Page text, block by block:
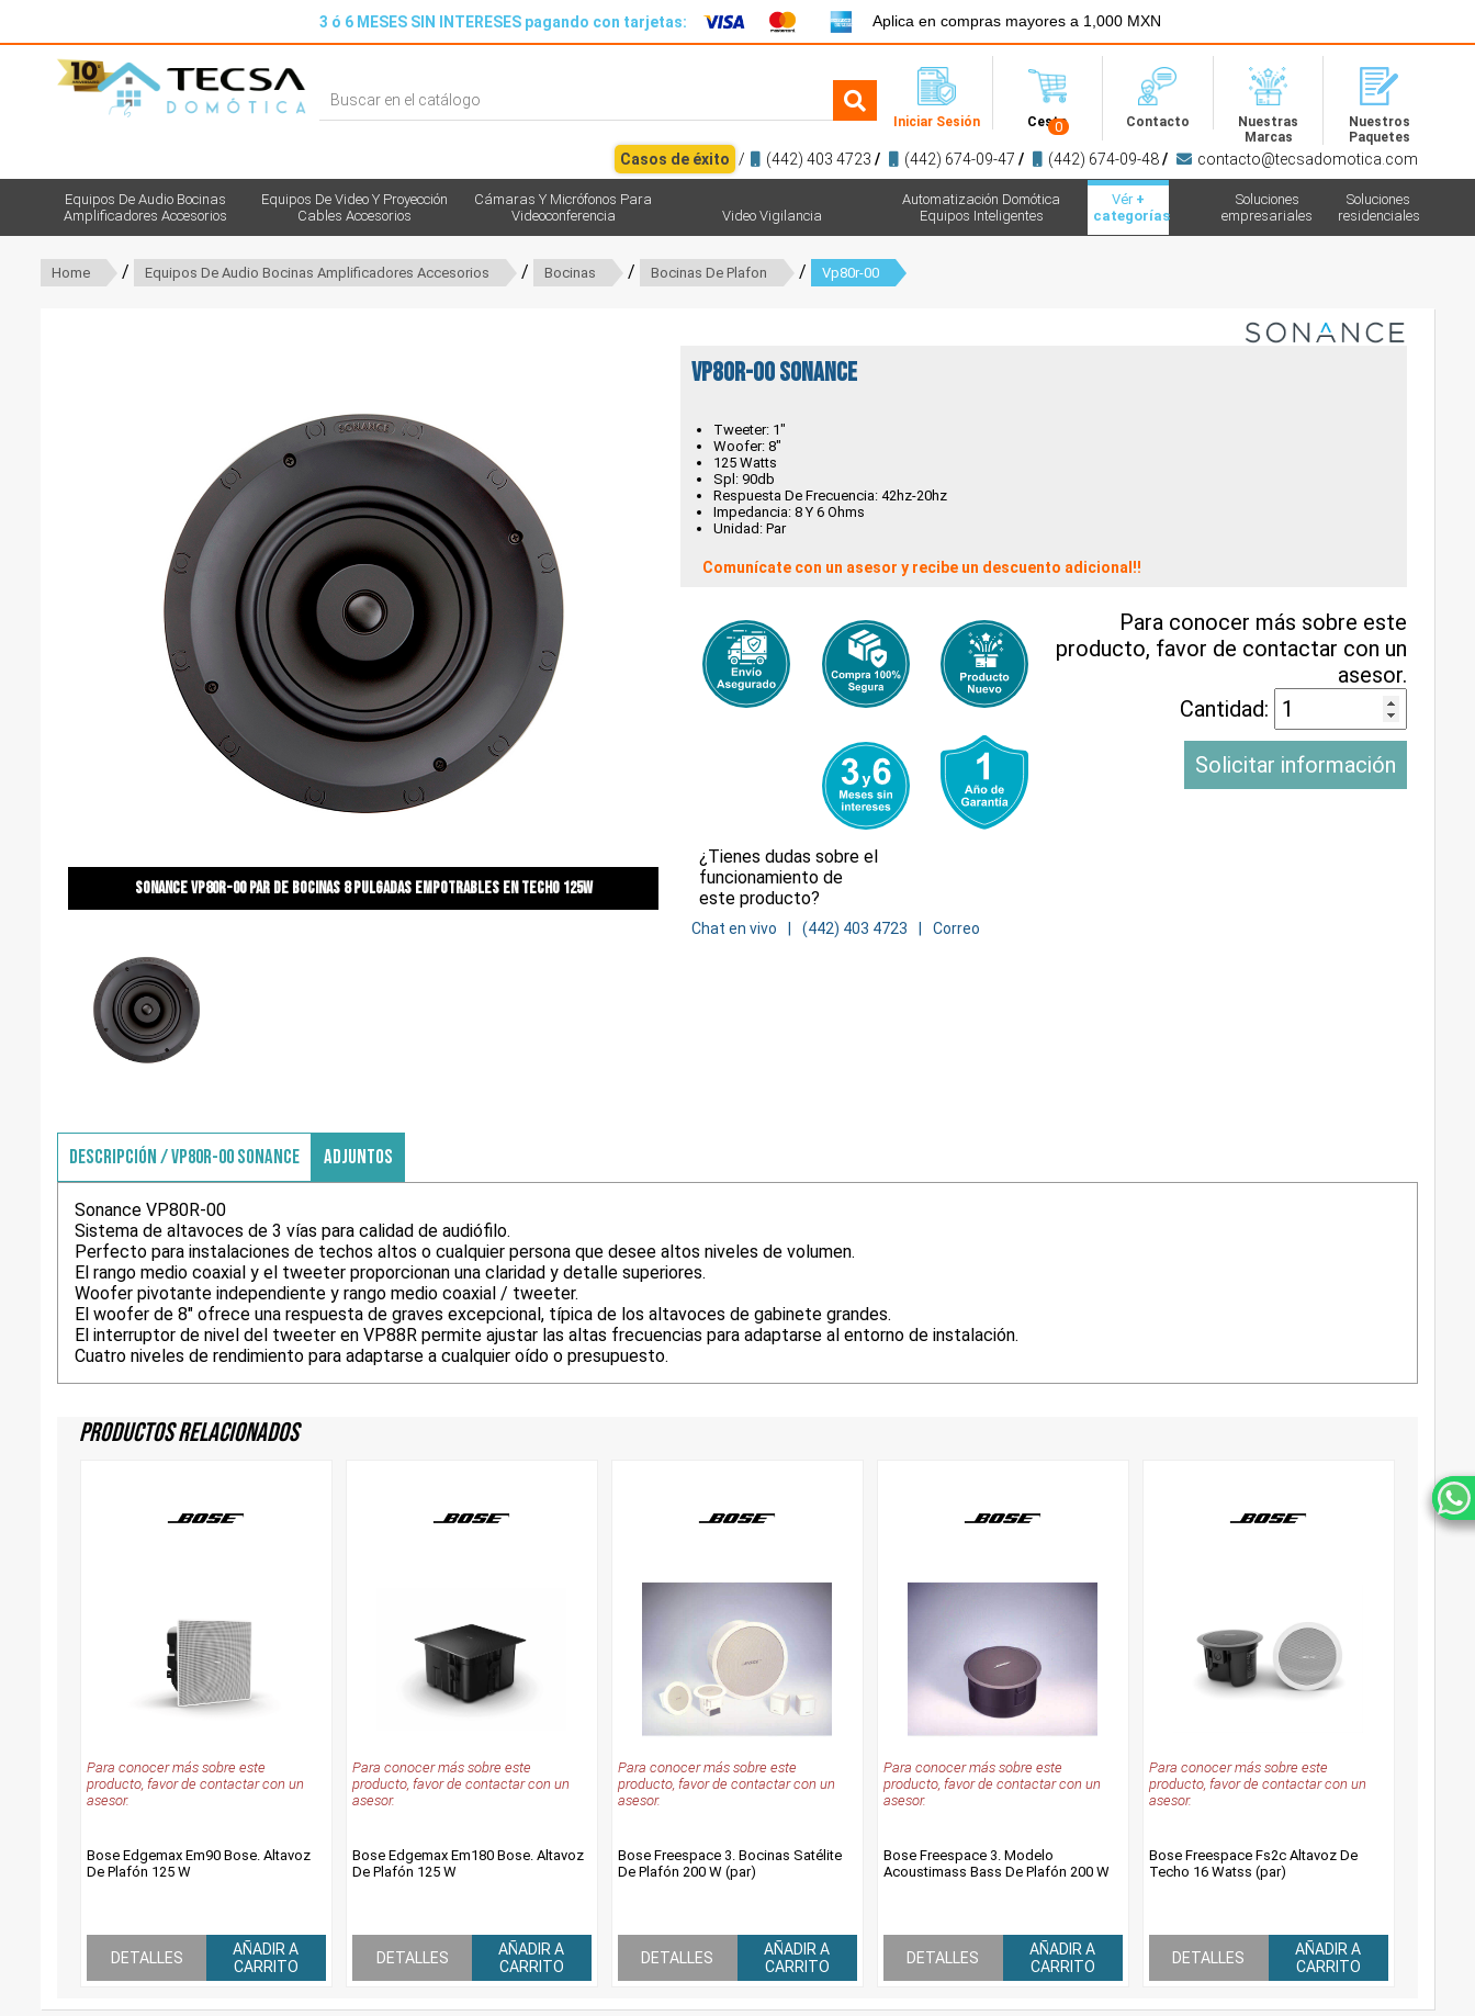
3 ó 6 MESES SIN INTERESES pagando con tarjetas: Aplica en compras mayores a 1,000 MXN
Iniciar Sesión Cesta
0 Contacto
Nuestras
Marcas
Nuestros
Paquetes
Casos de éxito / (442) 403 4723 / (442) 674-09-47 / (442) 674-09-48/ contacto@tecsadomotica.com
Equipos De Audio Bocinas
Amplificadores Accesorios
Equipos De Video Y Proyección
Cables Accesorios
Cámaras Y Micrófonos Para
Videoconferencia
Video Vigilancia
Automatización Domótica
Equipos Inteligentes
Vér +
categorías
Soluciones
residenciales
Soluciones
empresariales
Home / Equipos De Audio Bocinas Amplificadores Accesorios / Bocinas / Bocinas De Plafon / Vp80r-00
Sonance vp80r-00 par de bocinas 8 pulgadas empotrables en techo 125w
VP80R-00 Sonance
Tweeter: 1"
Woofer: 8"
125 Watts
Spl: 90db
Respuesta De Frecuencia: 42hz-20hz
Impedancia: 8 Y 6 Ohms
Unidad: Par
Comunícate con un asesor y recibe un descuento adicional!!
¿Tienes dudas sobre el
funcionamiento de
este producto?
Chat en vivo (442) 403 4723 Correo
Para conocer más sobre este
producto, favor de contactar con un
asesor.
Cantidad:
Solicitar información
DESCRIPCIÓN / VP80R-00 SONANCE ADJUNTOS
Sonance VP80R-00
Sistema de altavoces de 3 vías para calidad de audiófilo.
Perfecto para instalaciones de techos altos o cualquier persona que desee altos niveles de volumen.
El rango medio coaxial y el tweeter proporcionan una claridad y detalle superiores.
Woofer pivotante independiente y rango medio coaxial / tweeter.
El woofer de 8" ofrece una respuesta de graves excepcional, típica de los altavoces de gabinete grandes.
El interruptor de nivel del tweeter en VP88R permite ajustar las altas frecuencias para adaptarse al entorno de instalación.
Cuatro niveles de rendimiento para adaptarse a cualquier oído o presupuesto.
Productos Relacionados
Para conocer más sobre este
producto, favor de contactar con un
asesor.
Bose Edgemax Em90 Bose. Altavoz
De Plafón 125 W
DETALLES
AÑADIR A
CARRITO
Para conocer más sobre este
producto, favor de contactar con un
asesor.
Bose Edgemax Em180 Bose. Altavoz
De Plafón 125 W
DETALLES
AÑADIR A
CARRITO
Para conocer más sobre este
producto, favor de contactar con un
asesor.
Bose Freespace 3. Bocinas Satélite
De Plafón 200 W (par)
DETALLES
AÑADIR A
CARRITO
Para conocer más sobre este
producto, favor de contactar con un
asesor.
Bose Freespace 3. Modelo
Acoustimass Bass De Plafón 200 W
DETALLES
AÑADIR A
CARRITO
Para conocer más sobre este
producto, favor de contactar con un
asesor.
Bose Freespace Fs2c Altavoz De
Techo 16 Watss (par)
DETALLES
AÑADIR A
CARRITO